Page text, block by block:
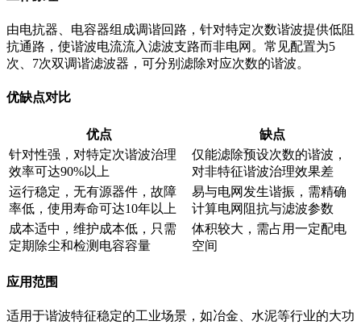
由电抗器、电容器组成调谐回路，针对特定次数谐波提供低阻
抗通路，使谐波电流流入滤波支路而非电网。常见配置为5
次、7次双调谐滤波器，可分别滤除对应次数的谐波。
优缺点对比
优点
缺点
针对性强，对特定次谐波治理
效率可达90%以上
仅能滤除预设次数的谐波，
对非特征谐波治理效果差
运行稳定，无有源器件，故障
率低，使用寿命可达10年以上
易与电网发生谐振，需精确
计算电网阻抗与滤波参数
成本适中，维护成本低，只需
定期除尘和检测电容容量
体积较大，需占用一定配电
空间
应用范围
适用于谐波特征稳定的工业场景，如冶金、水泥等行业的大功